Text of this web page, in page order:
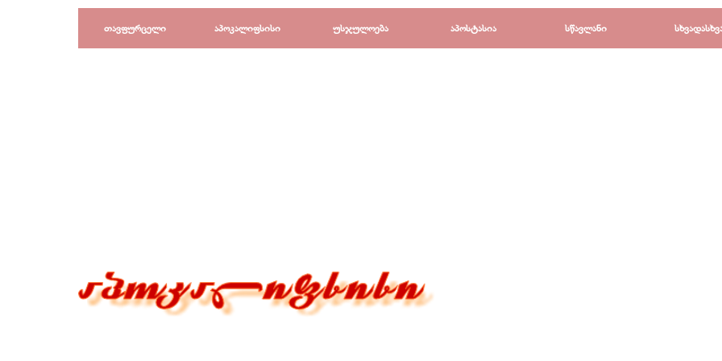
Перейти к контенту
თავფურცელი აპოკალიფსისი ▼
უსჯულოება ▼
აპოსტასია ▼
სწავლანი ▼